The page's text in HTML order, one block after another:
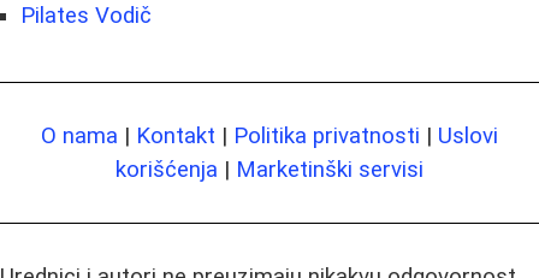
Pilates Vodič
O nama | Kontakt | Politika privatnosti | Uslovi
korišćenja | Marketinški servisi